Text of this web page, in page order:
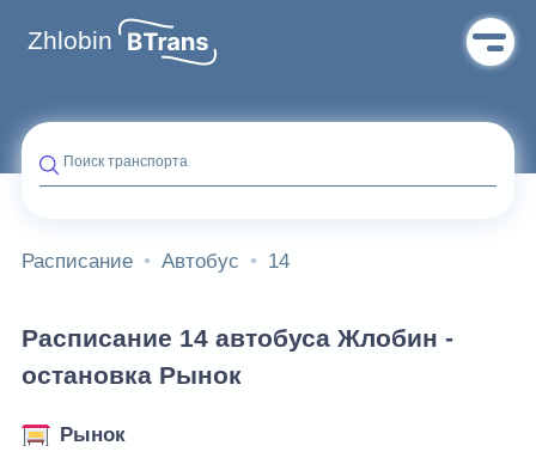
Zhlobin
Поиск транспорта
Расписание Автобус 14
Расписание 14 автобуса Жлобин -
остановка Рынок
Рынок